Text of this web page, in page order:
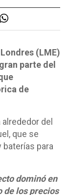
(LME)
parte del
de
del
que se
baterías para
dominó en
de los precios